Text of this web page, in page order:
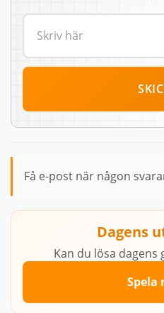
Få e-post när någon
Dagens
Kan du lösa dagens
Spela